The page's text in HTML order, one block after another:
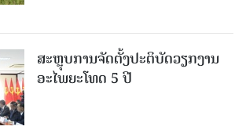
ສະຫຼຸບການຈັດຕັ້ງປະຕິບັດວຽກງານ
ອະໄພຍະໂທດ 5 ປີ